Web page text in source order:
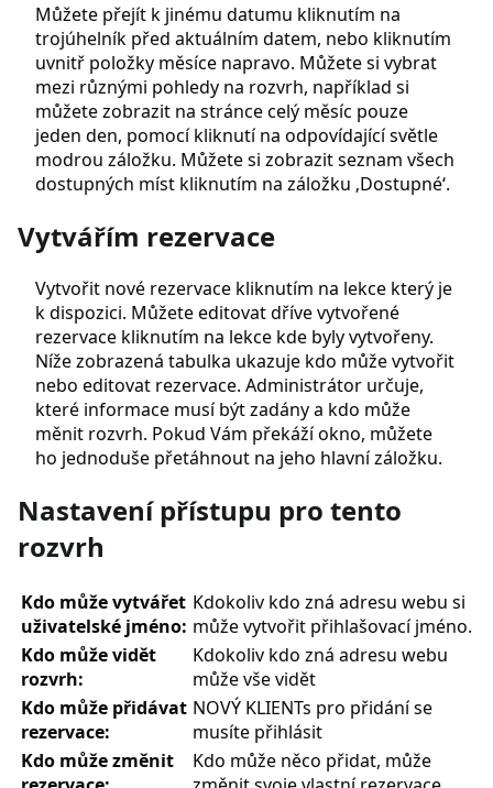
Můžete přejít k jinému datumu kliknutím na
trojúhelník před aktuálním datem, nebo kliknutím
uvnitř položky měsíce napravo. Můžete si vybrat
mezi různými pohledy na rozvrh, například si
můžete zobrazit na stránce celý měsíc pouze
jeden den, pomocí kliknutí na odpovídající světle
modrou záložku. Můžete si zobrazit seznam všech
dostupných míst kliknutím na záložku ‚Dostupné‘.
Vytvářím rezervace
Vytvořit nové rezervace kliknutím na lekce který je
k dispozici. Můžete editovat dříve vytvořené
rezervace kliknutím na lekce kde byly vytvořeny.
Níže zobrazená tabulka ukazuje kdo může vytvořit
nebo editovat rezervace. Administrátor určuje,
které informace musí být zadány a kdo může
měnit rozvrh. Pokud Vám překáží okno, můžete
ho jednoduše přetáhnout na jeho hlavní záložku.
Nastavení přístupu pro tento
rozvrh
Kdo může vytvářet
uživatelské jméno:
Kdokoliv kdo zná adresu webu si
může vytvořit přihlašovací jméno.
Kdo může vidět
rozvrh:
Kdokoliv kdo zná adresu webu
může vše vidět
Kdo může přidávat
rezervace:
NOVÝ KLIENTs pro přidání se
musíte přihlásit
Kdo může změnit
Kdo může něco přidat, může